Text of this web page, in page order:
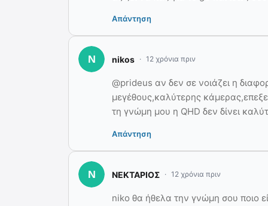
Απάντηση
nikos 12 χρόνια πριν
@prideus αν δεν σε νοιάζει η
μεγέθους,καλύτερης
τη γνώμη μου η QHD δεν δίνει
Απάντηση
ΝΕΚΤΑΡΙΟΣ 12 χρόνια πριν
niko θα ήθελα την γνώμη σου ποιο